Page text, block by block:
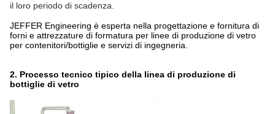
il loro periodo di scadenza.
JEFFER Engineering è esperta nella progettazione e fornitura di
forni e attrezzature di formatura per linee di produzione di vetro
per contenitori/bottiglie e servizi di ingegneria.
2. Processo tecnico tipico della linea di produzione di
bottiglie di vetro